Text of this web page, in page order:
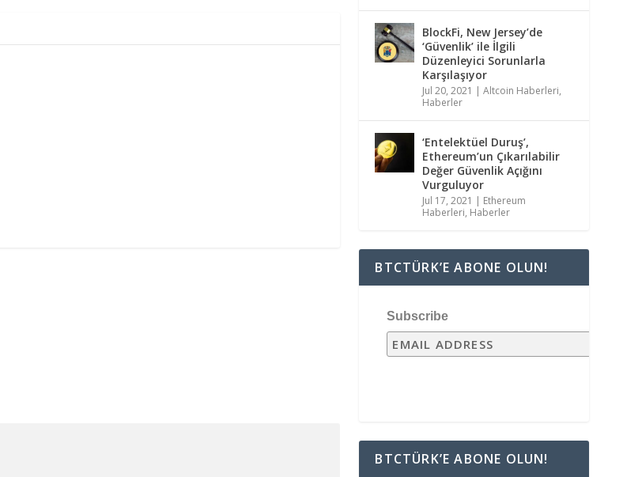
BlockFi, New Jersey’de
‘Güvenlik’ ile İlgili
Düzenleyici Sorunlarla
Karşılaşıyor
Jul 20, 2021 |Altcoin Haberleri,
Haberler
‘Entelektüel Duruş’,
Ethereum’un Çıkarılabilir
Değer Güvenlik Açığını
Vurguluyor
Jul 17, 2021 | Ethereum
Haberleri, Haberler
BTCTÜRK’E ABONE OLUN!
Subscribe
BTCTÜRK’E ABONE OLUN!